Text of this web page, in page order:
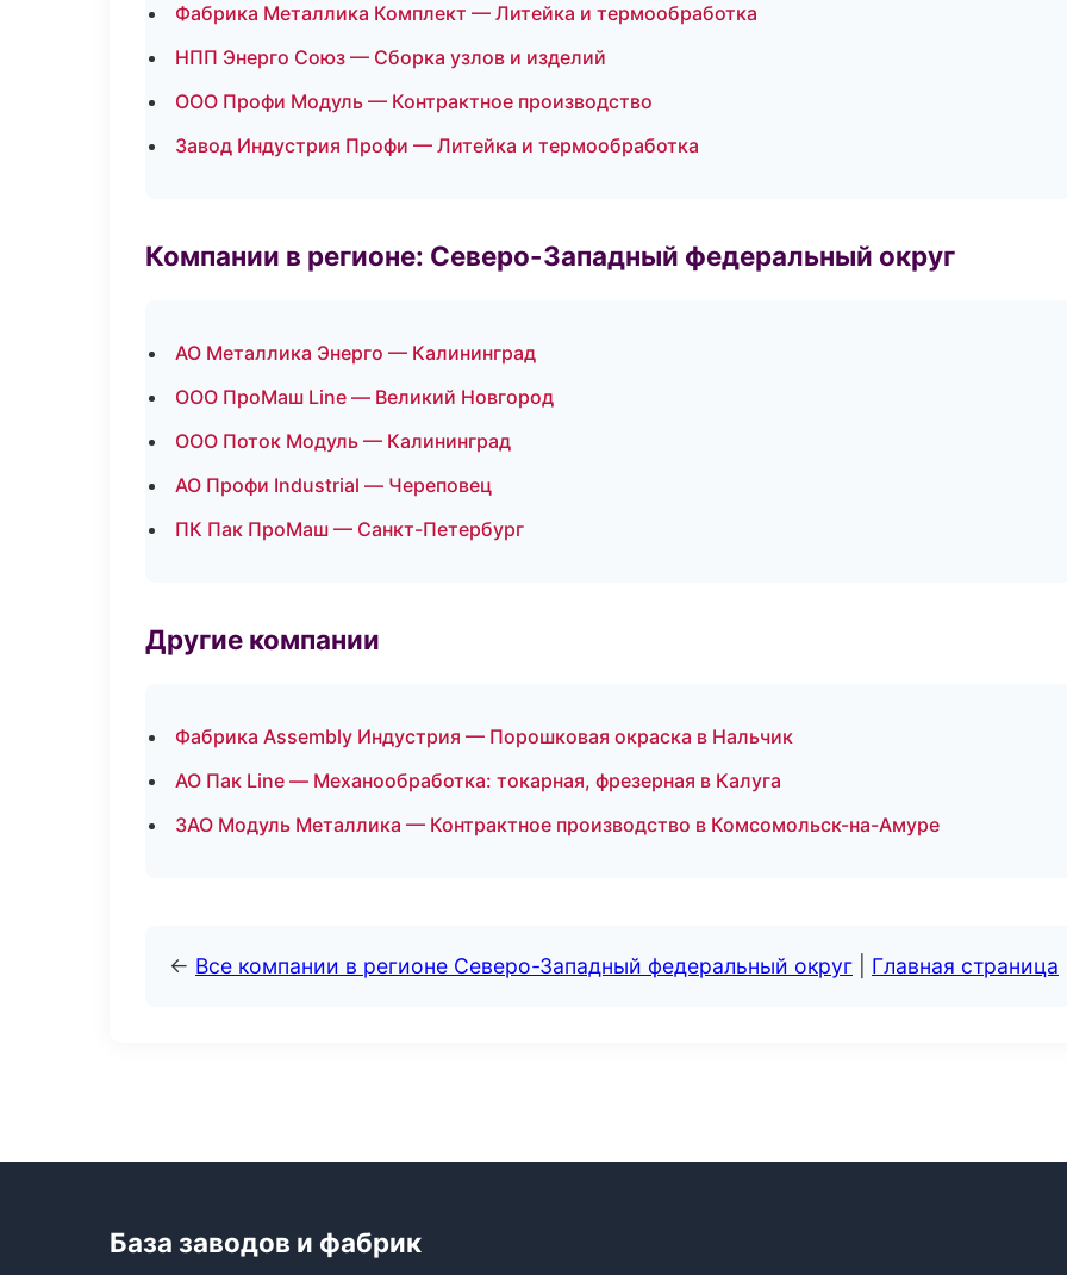
Фабрика Металлика Комплект — Литейка и термообработка
НПП Энерго Союз — Сборка узлов и изделий
ООО Профи Модуль — Контрактное производство
Завод Индустрия Профи — Литейка и термообработка
Компании в регионе: Северо-Западный федеральный округ
АО Металлика Энерго — Калининград
ООО ПроМаш Line — Великий Новгород
ООО Поток Модуль — Калининград
АО Профи Industrial — Череповец
ПК Пак ПроМаш — Санкт-Петербург
Другие компании
Фабрика Assembly Индустрия — Порошковая окраска в Нальчик
АО Пак Line — Механообработка: токарная, фрезерная в Калуга
ЗАО Модуль Металлика — Контрактное производство в Комсомольск-на-Амуре
← Все компании в регионе Северо-Западный федеральный округ Главная страница
База заводов и фабрик